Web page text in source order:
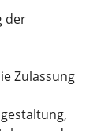
der
Zulassung